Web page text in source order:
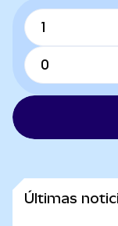
Últimas